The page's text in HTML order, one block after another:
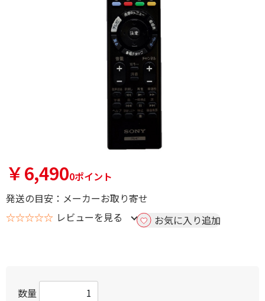
￥6,4900ポイント
発送の目安：メーカーお取り寄せ
☆☆☆☆☆ レビューを見る お気に入り追加
数量